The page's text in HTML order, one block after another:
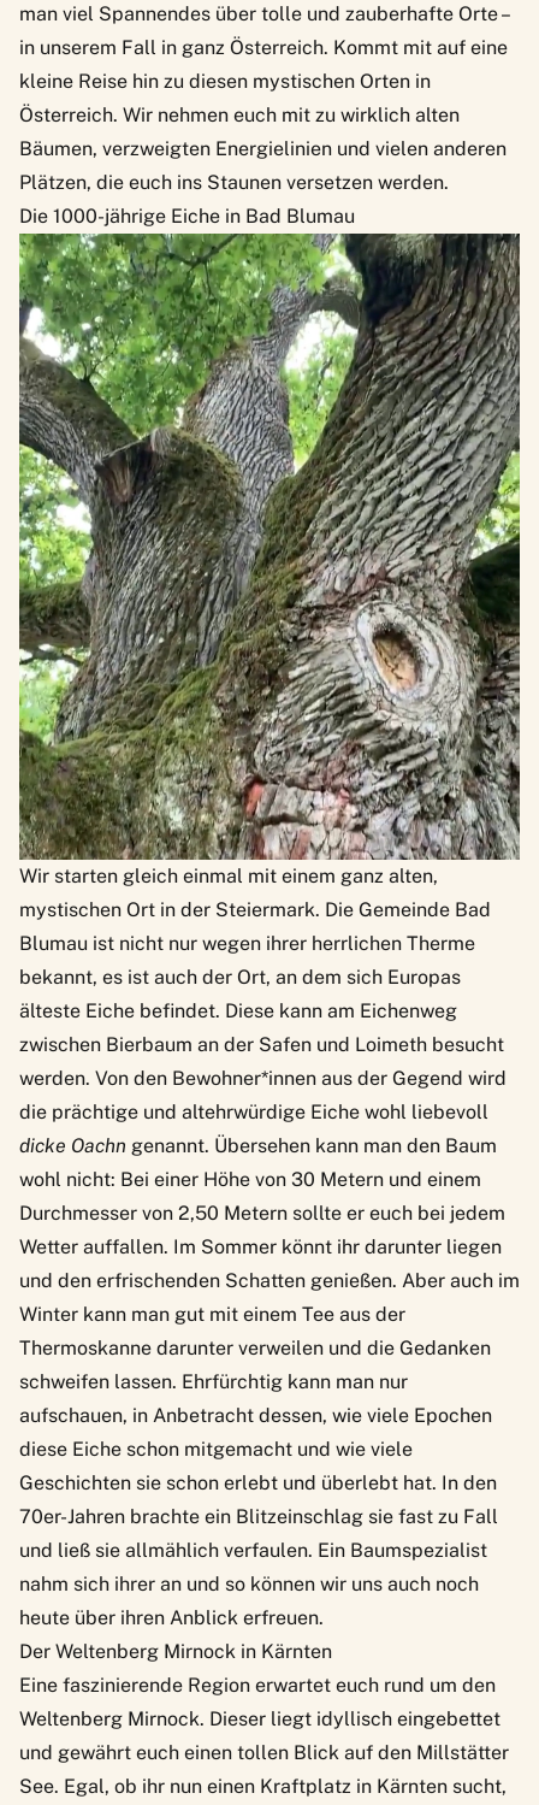
man viel Spannendes über tolle und zauberhafte Orte –
in unserem Fall in ganz Österreich. Kommt mit auf eine
kleine Reise hin zu diesen mystischen Orten in
Österreich. Wir nehmen euch mit zu wirklich alten
Bäumen, verzweigten Energielinien und vielen anderen
Plätzen, die euch ins Staunen versetzen werden.
Die 1000-jährige Eiche in Bad Blumau
Wir starten gleich einmal mit einem ganz alten,
mystischen Ort in der Steiermark. Die Gemeinde Bad
Blumau ist nicht nur wegen ihrer herrlichen Therme
bekannt, es ist auch der Ort, an dem sich Europas
älteste Eiche befindet. Diese kann am Eichenweg
zwischen Bierbaum an der Safen und Loimeth besucht
werden. Von den Bewohner*innen aus der Gegend wird
die prächtige und altehrwürdige Eiche wohl liebevoll
dicke Oachn genannt. Übersehen kann man den Baum
wohl nicht: Bei einer Höhe von 30 Metern und einem
Durchmesser von 2,50 Metern sollte er euch bei jedem
Wetter auffallen. Im Sommer könnt ihr darunter liegen
und den erfrischenden Schatten genießen. Aber auch im
Winter kann man gut mit einem Tee aus der
Thermoskanne darunter verweilen und die Gedanken
schweifen lassen. Ehrfürchtig kann man nur
aufschauen, in Anbetracht dessen, wie viele Epochen
diese Eiche schon mitgemacht und wie viele
Geschichten sie schon erlebt und überlebt hat. In den
70er-Jahren brachte ein Blitzeinschlag sie fast zu Fall
und ließ sie allmählich verfaulen. Ein Baumspezialist
nahm sich ihrer an und so können wir uns auch noch
heute über ihren Anblick erfreuen.
Der Weltenberg Mirnock in Kärnten
Eine faszinierende Region erwartet euch rund um den
Weltenberg Mirnock. Dieser liegt idyllisch eingebettet
und gewährt euch einen tollen Blick auf den Millstätter
See. Egal, ob ihr nun einen Kraftplatz in Kärnten sucht,